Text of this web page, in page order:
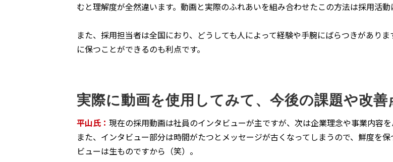
むと理解度が全然違います。動画と実際のふれあいを組み合わせたこの方法は採用活動
また、採用担当者は全国におり、どうしても人によって経験や手腕にばらつきがあり
に保つことができるのも利点です。
実際に動画を使用してみて、今後の課題や改善
平山氏： 現在の採用動画は社員のインタビューが主ですが、次は企業理念や事業内容
また、インタビュー部分は時間がたつとメッセージが古くなってしまうので、鮮度を
ビューは生ものですから（笑）。